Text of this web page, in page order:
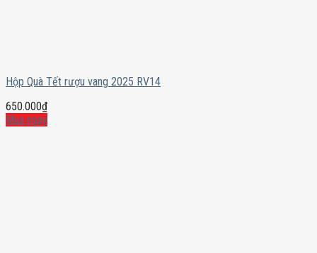
Hộp Quà Tết rượu vang 2025 RV14
650.000₫
Mua ngay